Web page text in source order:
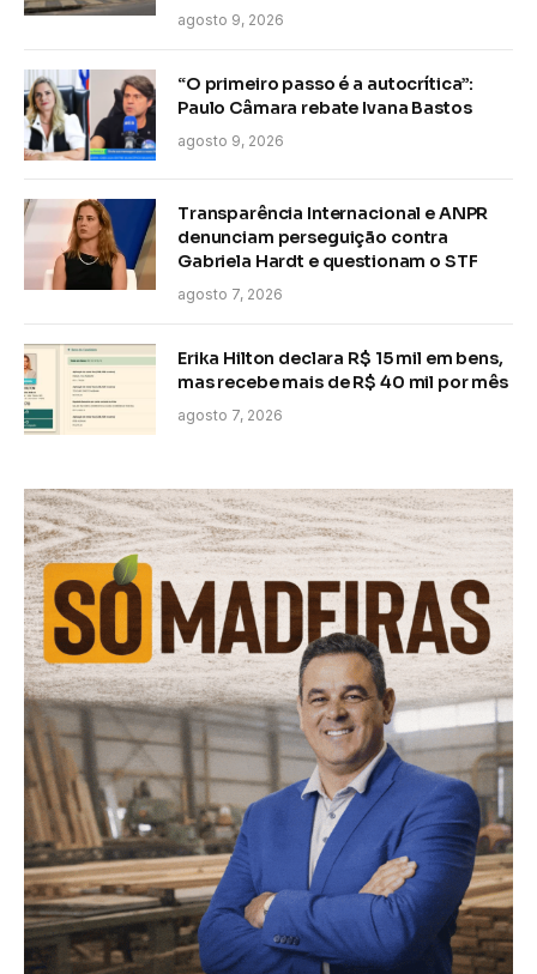
agosto 9, 2026
“O primeiro passo é a autocrítica”:
Paulo Câmara rebate Ivana Bastos
agosto 9, 2026
Transparência Internacional e ANPR
denunciam perseguição contra
Gabriela Hardt e questionam o STF
agosto 7, 2026
Erika Hilton declara R$ 15 mil em bens,
mas recebe mais de R$ 40 mil por mês
agosto 7, 2026